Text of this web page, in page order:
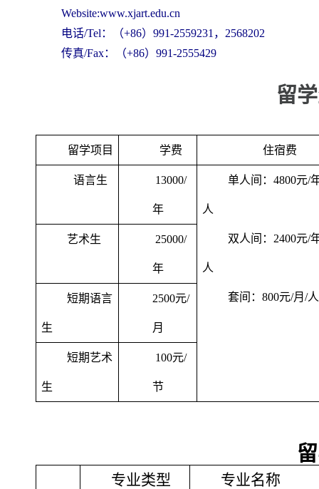
Website:www.xjart.edu.cn
电话/Tel ：（+86） 991-2559231 ， 2568202
传真/Fax：（+86） 991-2555429
留
留学项目 学费 住宿费
语言生 13000/
年
单人间： 4800元/
人
双人间： 2400元/
人
套间： 800元/月 /人
艺术生 25000/
年
短期语言
生
2500元/
月
短期艺术
生
100元/
节
专业类型
专业名称